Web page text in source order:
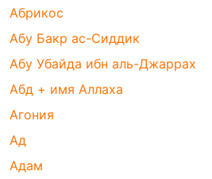
Абрикос
Абу Бакр ас-Сиддик
Абу Убайда ибн аль-Джаррах
Абд + имя Аллаха
Агония
Ад
Адам